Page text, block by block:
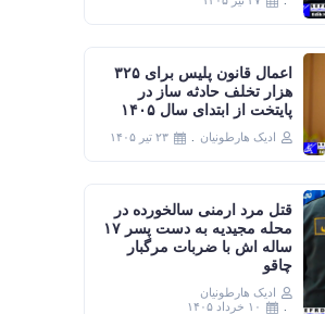
اعمال قانون پلیس برای ۳۲۵
هزار تخلف حادثه ساز در
پایتخت از ابتدای سال ۱۴۰۵
ادیک هارطونیان ۲۳ تیر ۱۴۰۵
قتل مرد ارمنی سالخورده در
محله مجیدیه به دست پسر ۱۷
ساله اش با ضربات مرگبار
چاقو
ادیک هارطونیان
۱۰ خرداد ۱۴۰۵